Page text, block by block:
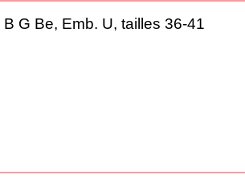
G Be, Emb. U, tailles 36-41